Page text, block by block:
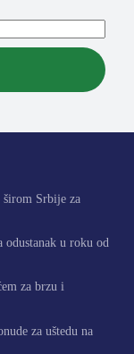
širom Srbije za
odustanak u roku od
za brzu i
za uštedu na